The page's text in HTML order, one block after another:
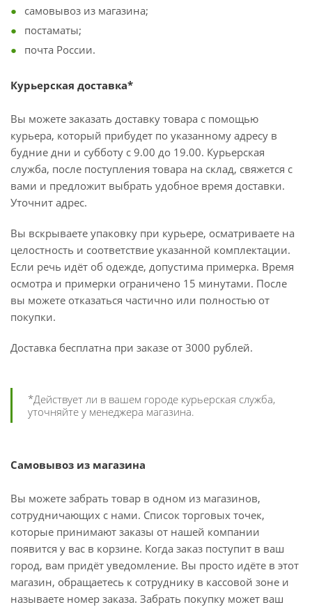
самовывоз из магазина;
постаматы;
почта России.
Курьерская доставка*
Вы можете заказать доставку товара с помощью
курьера, который прибудет по указанному адресу в
будние дни и субботу с 9.00 до 19.00. Курьерская
служба, после поступления товара на склад, свяжется с
вами и предложит выбрать удобное время доставки.
Уточнит адрес.
Вы вскрываете упаковку при курьере, осматриваете на
целостность и соответствие указанной комплектации.
Если речь идёт об одежде, допустима примерка. Время
осмотра и примерки ограничено 15 минутами. После
вы можете отказаться частично или полностью от
покупки.
Доставка бесплатна при заказе от 3000 рублей.
*Действует ли в вашем городе курьерская служба,
уточняйте у менеджера магазина.
Самовывоз из магазина
Вы можете забрать товар в одном из магазинов,
сотрудничающих с нами. Список торговых точек,
которые принимают заказы от нашей компании
появится у вас в корзине. Когда заказ поступит в ваш
город, вам придёт уведомление. Вы просто идёте в этот
магазин, обращаетесь к сотруднику в кассовой зоне и
называете номер заказа. Забрать покупку может ваш